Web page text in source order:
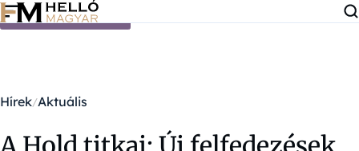
Ugrás a tartalomra
Hírek Aktuális